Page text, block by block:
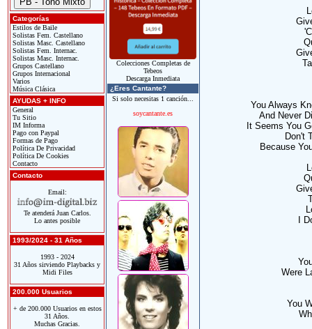
Categorías
Estilos de Baile
Solistas Fem. Castellano
Solistas Masc. Castellano
Solistas Fem. Internac.
Solistas Masc. Internac.
Grupos Castellano
Grupos Internacional
Varios
Música Clásica
AYUDAS + INFO
General
Tu Sitio
IM Informa
Pago con Paypal
Formas de Pago
Política De Privacidad
Política De Cookies
Contacto
Contacto
Email:
Te atenderá Juan Carlos.
Lo antes posible
1993/2024 - 31 Años
1993 - 2024
31 Años sirviendo Playbacks y
Midi Files
200.000 Usuarios
+ de 200.000 Usuarios en estos
31 Años.
Muchas Gracias.
Colecciones Completas de
Tebeos
Descarga Inmediata
¿Eres Cantante?
Si solo necesitas 1 canción...
soycantante.es
You Always
And Never
It Seems You
Don't
Because
I
Were
You